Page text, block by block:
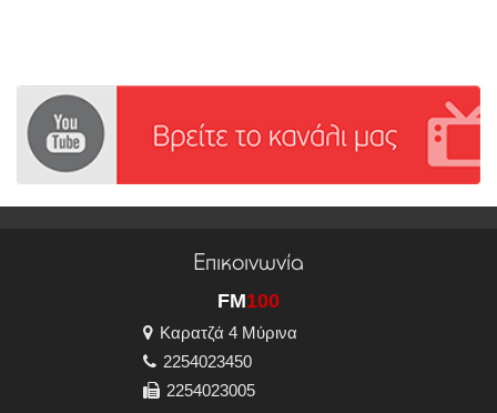
Επικοινωνία
FM100
Καρατζά 4 Μύρινα
2254023450
2254023005